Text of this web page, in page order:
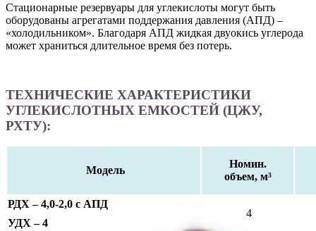
Стационарные резервуары для углекислоты могут быть
оборудованы агрегатами поддержания давления (АПД) –
«холодильником». Благодаря АПД жидкая двуокись углерода
может храниться длительное время без потерь.
ТЕХНИЧЕСКИЕ ХАРАКТЕРИСТИКИ
УГЛЕКИСЛОТНЫХ ЕМКОСТЕЙ (ЦЖУ,
РХТУ):
Модель
Номин.
объем, м³
РДХ – 4,0-2,0 с АПД
4
УДХ – 4